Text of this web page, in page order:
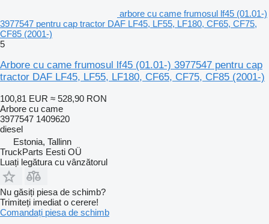
arbore cu came frumosul lf45 (01.01-)
3977547 pentru cap tractor DAF LF45, LF55, LF180, CF65, CF75,
CF85 (2001-)
5
Arbore cu came frumosul lf45 (01.01-) 3977547 pentru cap
tractor DAF LF45, LF55, LF180, CF65, CF75, CF85 (2001-)
100,81 EUR ≈ 528,90 RON
Arbore cu came
3977547 1409620
diesel
Estonia, Tallinn
TruckParts Eesti OÜ
Luați legătura cu vânzătorul
Nu găsiți piesa de schimb?
Trimiteți imediat o cerere!
Comandați piesa de schimb